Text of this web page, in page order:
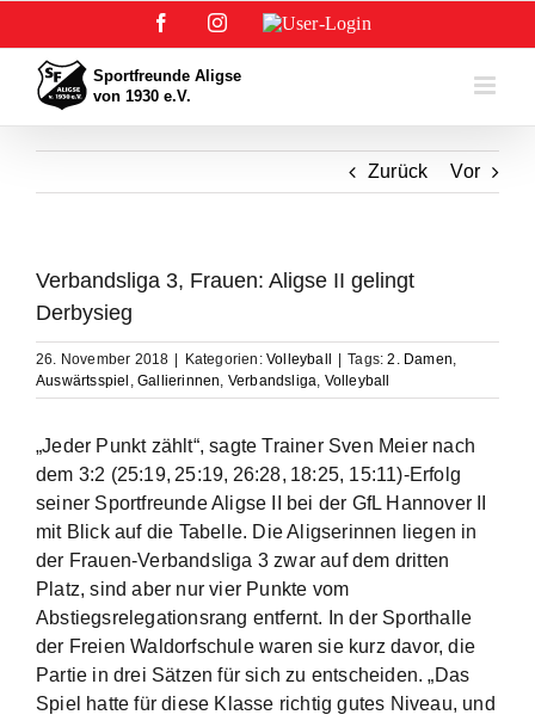
springen
FacebookInstagram
User-
Zurück Vor
Verbandsliga 3, Frauen: Aligse II gelingt
Derbysieg
26. November 2018 Kategorien:Volleyball Tags:2. Damen,
Auswärtsspiel ,Gallierinnen, Verbandsliga, Volleyball
„Jeder Punkt zählt“, sagte Trainer Sven Meier nach
dem 3:2 (25:19, 25:19, 26:28, 18:25, 15:11)-Erfolg
seiner Sportfreunde Aligse II bei der GfL Hannover II
mit Blick auf die Tabelle. Die Aligserinnen liegen in
der Frauen-Verbandsliga 3 zwar auf dem dritten
Platz, sind aber nur vier Punkte vom
Abstiegsrelegationsrang entfernt. In der Sporthalle
der Freien Waldorfschule waren sie kurz davor, die
Partie in drei Sätzen für sich zu entscheiden. „Das
Spiel hatte für diese Klasse richtig gutes Niveau, und